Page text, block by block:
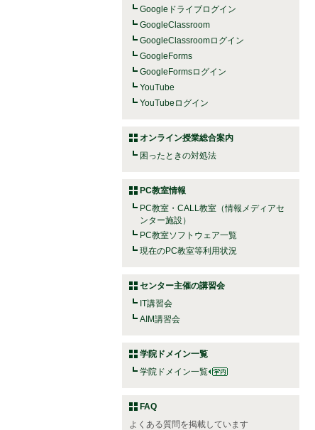
Googleドライブログイン
GoogleClassroom
GoogleClassroomログイン
GoogleForms
GoogleFormsログイン
YouTube
YouTubeログイン
オンライン授業総合案内
困ったときの対処法
PC教室情報
PC教室・CALL教室（情報メディアセ
ンター施設）
PC教室ソフトウェア一覧
現在のPC教室等利用状況
センター主催の講習会
IT講習会
AIM講習会
学院ドメイン一覧
学院ドメイン一覧
FAQ
よくある質問を掲載しています